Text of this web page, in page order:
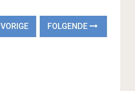
VORIGE FOLGENDE